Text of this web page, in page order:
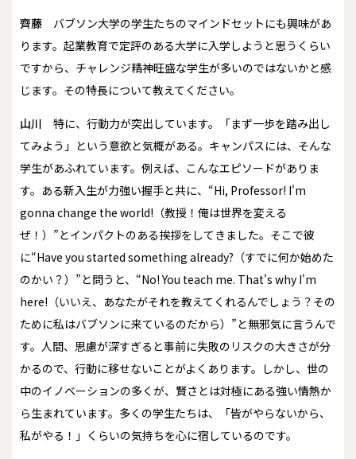
齊藤 バブソン大学の学生たちのマインドセットにも興味があ
ります。起業教育で定評のある大学に入学しようと思うくらい
ですから、チャレンジ精神旺盛な学生が多いのではないかと感
じます。その特長について教えてください。
山川 特に、行動力が突出しています。「まず一歩を踏み出し
てみよう」という意欲と気概がある。キャンパスには、そんな
学生があふれています。例えば、こんなエピソードがありま
す。ある新入生が力強い握手と共に、“Hi, Professor! I'm
gonna change the world!（教授！俺は世界を変える
ぜ！）”とインパクトのある挨拶をしてきました。そこで彼
に“Have you started something already?（すでに何か始めた
のかい？）”と問うと、“No! You teach me. That's why I'm
here!（いいえ、あなたがそれを教えてくれるんでしょう？その
ために私はバブソンに来ているのだから）”と無邪気に言うんで
す。人間、思慮が深すぎると事前に失敗のリスクの大きさが分
かるので、行動に移せないことがよくあります。しかし、世の
中のイノベーションの多くが、賢さとは対極にある強い情熱か
ら生まれています。多くの学生たちは、「皆がやらないから、
私がやる！」くらいの気持ちを心に宿しているのです。